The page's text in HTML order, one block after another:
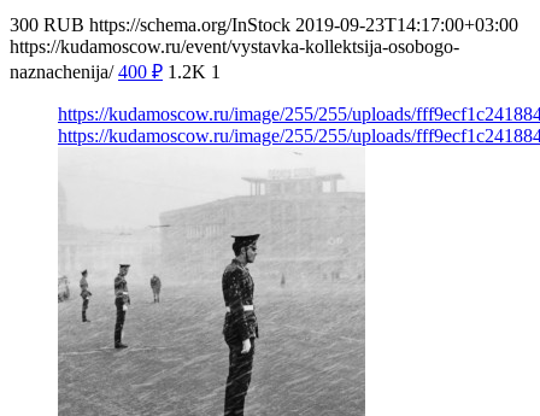
300 RUB https://schema.org/InStock 2019-09-23T14:17:00+03:00
https://kudamoscow.ru/event/vystavka-kollektsija-osobogo-
naznachenija/ 400 ₽ 1.2K 1
https://kudamoscow.ru/image/255/255/uploads/
https://kudamoscow.ru/image/255/255/uploads/